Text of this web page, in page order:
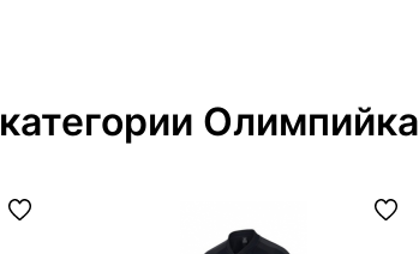
Олимпийка